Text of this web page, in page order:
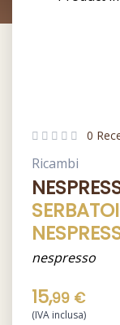
0
Ricambi
nespresso
15,99 €
(IVA inclusa)